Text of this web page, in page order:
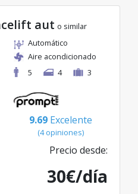
aut o similar
Automático
Aire acondicionado
5
4 3
9.69 Excelente
(4 opiniones)
Precio desde:
30€/día